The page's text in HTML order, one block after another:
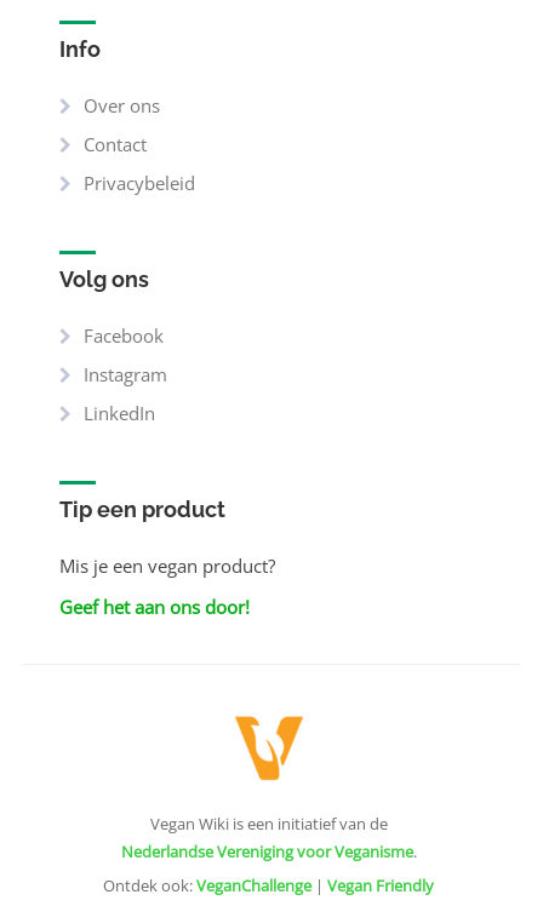
Info
Over ons
Contact
Privacybeleid
Volg ons
Facebook
Instagram
LinkedIn
Tip een product
Mis je een vegan product?
Geef het aan ons door!
Vegan Wiki is een initiatief van de
Nederlandse Vereniging voor Veganisme.
Ontdek ook:VeganChallenge| Vegan Friendly